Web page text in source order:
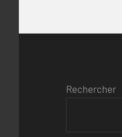
Rechercher